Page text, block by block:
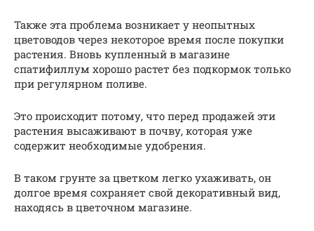
Также эта проблема возникает у неопытных
цветоводов через некоторое время после покупки
растения. Вновь купленный в магазине
спатифиллум хорошо растет без подкормок только
при регулярном поливе.
Это происходит потому, что перед продажей эти
растения высаживают в почву, которая уже
содержит необходимые удобрения.
В таком грунте за цветком легко ухаживать, он
долгое время сохраняет свой декоративный вид,
находясь в цветочном магазине.